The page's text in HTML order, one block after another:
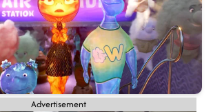
Advertisement